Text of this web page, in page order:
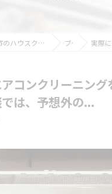
埼玉県越谷市のハウスクリーニングならおそうじ革命越谷大袋店 ブログ 実際にエアコ
コンクリーニン
は、予想外の...